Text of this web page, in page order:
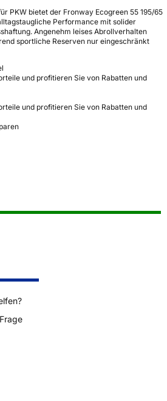
PKW bietet der Fronway Ecogreen 55 195/65
Performance mit solider
Angenehm leises Abrollverhalten
sportliche Reserven nur eingeschränkt
und profitieren Sie von Rabatten und
und profitieren Sie von Rabatten und